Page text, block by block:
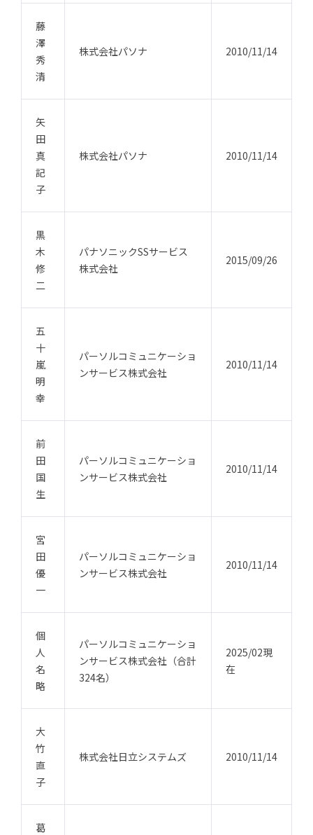
藤
澤
秀
清
株式会社パソナ 2010/11/14
矢
田
真
記
子
株式会社パソナ 2010/11/14
黒
木
修
二
パナソニックSSサービス
株式会社
2015/09/26
五
十
嵐
明
幸
パーソルコミュニケーショ
ンサービス株式会社
2010/11/14
前
田
国
生
パーソルコミュニケーショ
ンサービス株式会社
2010/11/14
宮
田
優
一
パーソルコミュニケーショ
ンサービス株式会社
2010/11/14
個
人
名
略
パーソルコミュニケーショ
ンサービス株式会社（合計
324名）
2025/02現
在
大
竹
直
子
株式会社日立システムズ 2010/11/14
葛